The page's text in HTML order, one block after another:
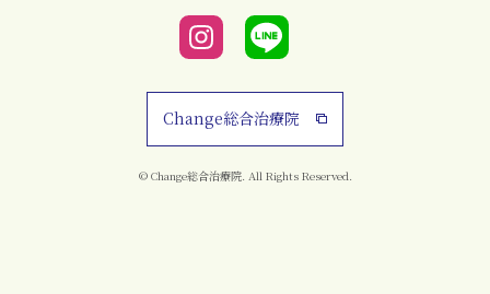
Change総合治療院
© Change総合治療院. All Rights Reserved.